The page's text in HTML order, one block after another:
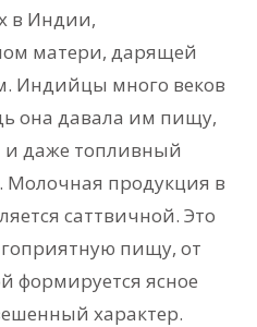
в Индии,
матери, дарящей
Индийцы много веков
она давала им пищу,
и даже топливный
Молочная продукция в
саттвичной. Это
пищу, от
формируется ясное
характер.